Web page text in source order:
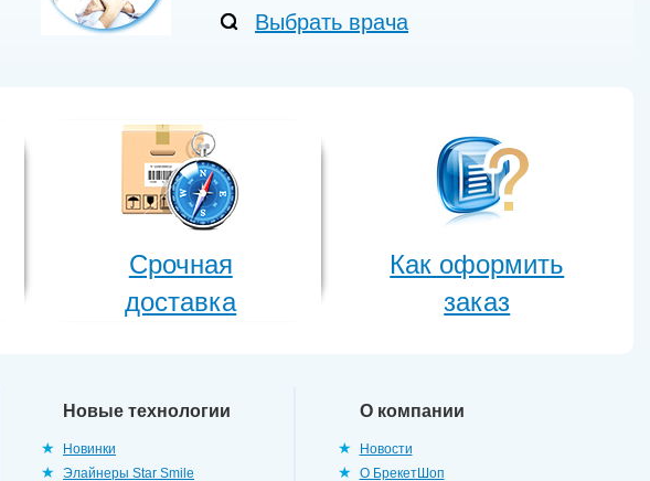
Выбрать врача
Срочная
доставка
Как оформить
заказ
Новые технологии
Новинки
Элайнеры Star Smile
О компании
Новости
О БрекетШоп